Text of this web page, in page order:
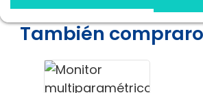
También